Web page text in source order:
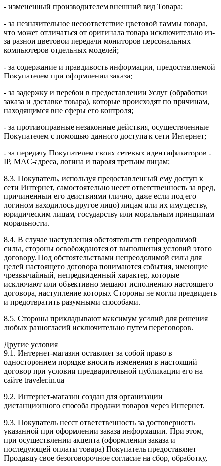
- измененный производителем внешний вид Товара;
- за незначительное несоответствие цветовой гаммы товара,
что может отличаться от оригинала товара исключительно из-
за разной цветовой передачи мониторов персональных
компьютеров отдельных моделей;
- за содержание и правдивость информации, предоставляемой
Покупателем при оформлении заказа;
- за задержку и перебои в предоставлении Услуг (обработки
заказа и доставке товара), которые происходят по причинам,
находящимся вне сферы его контроля;
- за противоправные незаконные действия, осуществленные
Покупателем с помощью данного доступа к сети Интернет;
- за передачу Покупателем своих сетевых идентификаторов -
IP, MAC-адреса, логина и пароля третьим лицам;
8.3. Покупатель, используя предоставленный ему доступ к
сети Интернет, самостоятельно несет ответственность за вред,
причиненный его действиями (лично, даже если под его
логином находилось другое лицо) лицам или их имуществу,
юридическим лицам, государству или моральным принципам
моральности.
8.4. В случае наступления обстоятельств непреодолимой
силы, стороны освобождаются от выполнения условий этого
договору. Под обстоятельствами непреодолимой силы для
целей настоящего договора понимаются события, имеющие
чрезвычайный, непредвиденный характер, которые
исключают или объективно мешают исполнению настоящего
договора, наступление которых Стороны не могли предвидеть
и предотвратить разумными способами.
8.5. Стороны прикладывают максимум усилий для решения
любых разногласий исключительно путем переговоров.
Другие условия
9.1. Интернет-магазин оставляет за собой право в
одностороннем порядке вносить изменения в настоящий
договор при условии предварительной публикации его на
сайте traveler.in.ua
9.2. Интернет-магазин создан для организации
дистанционного способа продажи товаров через Интернет.
9.3. Покупатель несет ответственность за достоверность
указанной при оформлении заказа информации. При этом,
при осуществлении акцепта (оформлении заказа и
последующей оплаты товара) Покупатель предоставляет
Продавцу свое безоговорочное согласие на сбор, обработку,